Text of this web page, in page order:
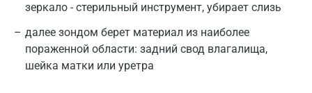
зеркало - стерильный инструмент, убирает слизь
далее зондом берет материал из наиболее
пораженной области: задний свод влагалища,
шейка матки или уретра